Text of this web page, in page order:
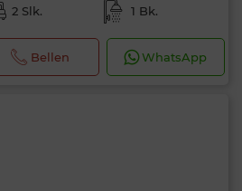
2 Slk. 1 Bk.
Bellen WhatsApp